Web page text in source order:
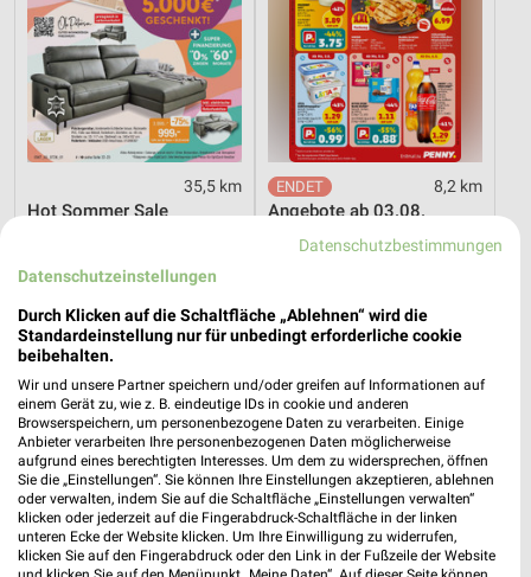
35,5 km
Hot Sommer Sale
8,2 km
Angebote ab 03.08.
Noch heute gültig
XXXLutz
Datenschutzbestimmungen
Datenschutzeinstellungen
Durch Klicken auf die Schaltfläche „Ablehnen“ wird die
Standardeinstellung nur für unbedingt erforderliche cookie
beibehalten.
Wir und unsere Partner speichern und/oder greifen auf Informationen auf
einem Gerät zu, wie z. B. eindeutige IDs in cookie und anderen
Browserspeichern, um personenbezogene Daten zu verarbeiten. Einige
Anbieter verarbeiten Ihre personenbezogenen Daten möglicherweise
aufgrund eines berechtigten Interesses. Um dem zu widersprechen, öffnen
Sie die „Einstellungen“. Sie können Ihre Einstellungen akzeptieren, ablehnen
oder verwalten, indem Sie auf die Schaltfläche „Einstellungen verwalten“
klicken oder jederzeit auf die Fingerabdruck-Schaltfläche in der linken
unteren Ecke der Website klicken. Um Ihre Einwilligung zu widerrufen,
klicken Sie auf den Fingerabdruck oder den Link in der Fußzeile der Website